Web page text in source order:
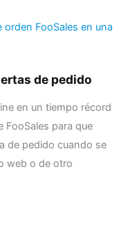
de pedido
en un tiempo récord
FooSales para que
de pedido cuando se
web o de otro